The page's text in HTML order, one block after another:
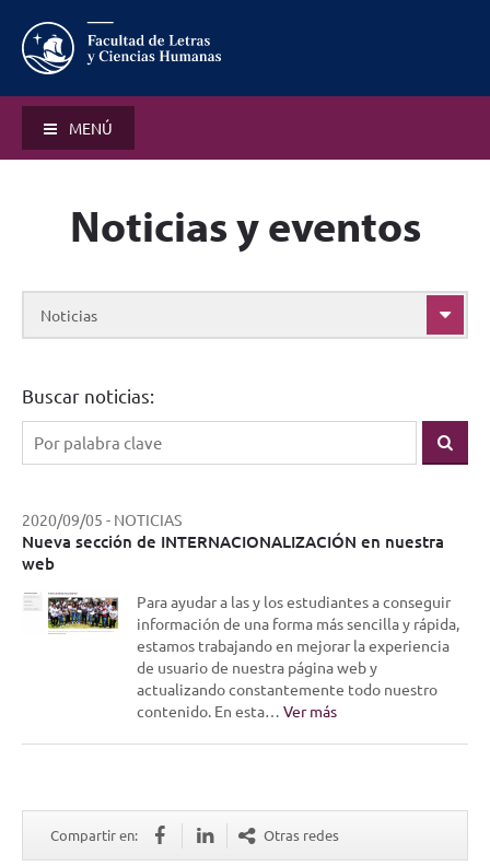
MENÚ
Noticias y eventos
Noticias
Buscar noticias:
2020/09/05 - NOTICIAS
Nueva sección de INTERNACIONALIZACIÓN en nuestra
web
Para ayudar a las y los estudiantes a conseguir
información de una forma más sencilla y rápida,
estamos trabajando en mejorar la experiencia
de usuario de nuestra página web y
actualizando constantemente todo nuestro
contenido. En esta… Ver más
Compartir en: Otras redes